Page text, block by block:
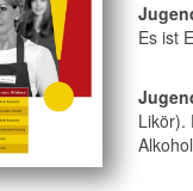
Es ist
Likör).